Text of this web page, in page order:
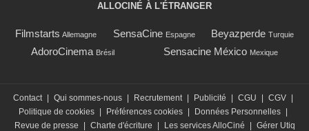
ALLOCINÉ À L'ÉTRANGER
Filmstarts Allemagne SensaCine Espagne Beyazperde Turquie
AdoroCinema Brésil Sensacine México Mexique
Contact Qui sommes-nous Recrutement Publicité CGU CGV
Politique de cookies
Préférences cookies Données Personnelles
Revue de presse
Charte d'écriture Les services AlloCiné Gérer Utiq